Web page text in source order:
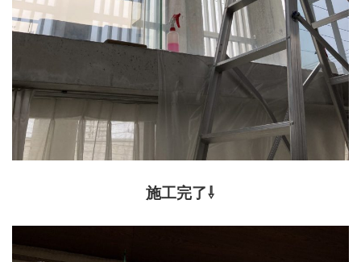
施工完了⇩